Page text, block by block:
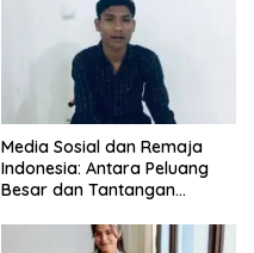
Media Sosial dan Remaja
Indonesia: Antara Peluang
Besar dan Tantangan